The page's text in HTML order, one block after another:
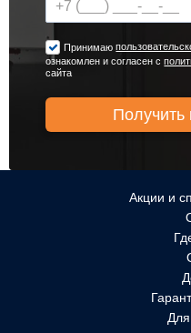
Принимаю
ознакомлен и согласен с
сайта
Акции и